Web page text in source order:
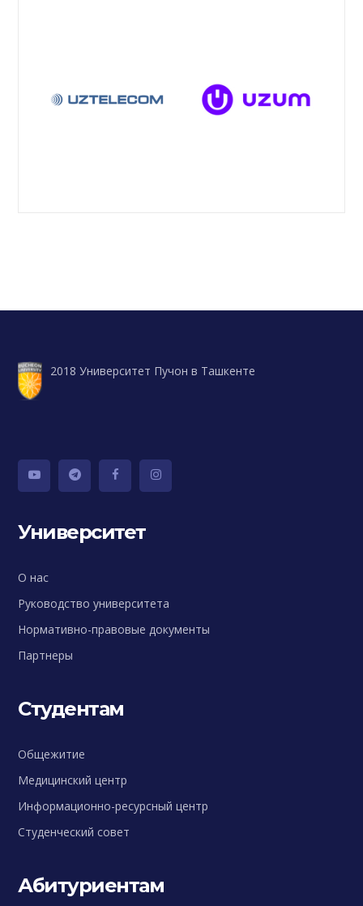
2018 Университет Пучон в Ташкенте
Университет
О нас
Руководство университета
Нормативно-правовые документы
Партнеры
Студентам
Общежитие
Медицинский центр
Информационно-ресурсный центр
Студенческий совет
Абитуриентам